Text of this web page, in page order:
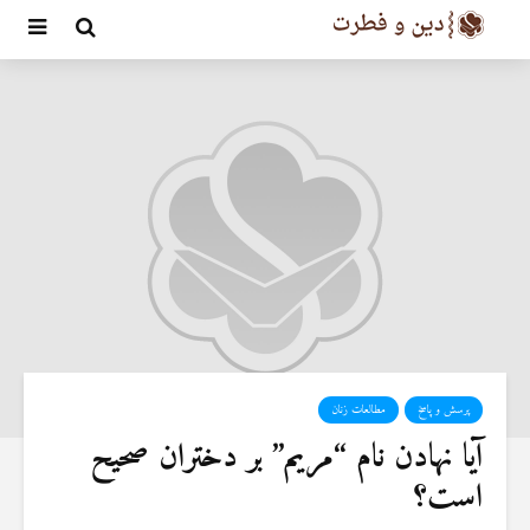
پرسش و پاسخ مطالعات زنان
آیا نهادن نام “مریم” بر دختران صحیح
است؟